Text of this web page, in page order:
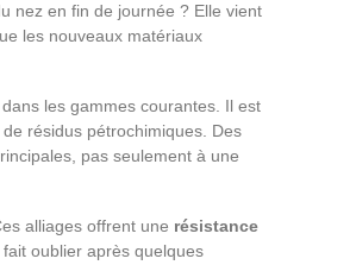
nez en fin de journée ? Elle vient
les nouveaux matériaux
les gammes courantes. Il est
résidus pétrochimiques. Des
pas seulement à une
alliages offrent une résistance
oublier après quelques